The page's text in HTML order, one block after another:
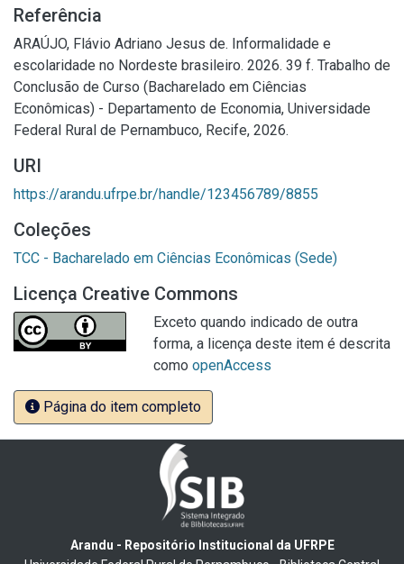
Referência
ARAÚJO, Flávio Adriano Jesus de. Informalidade e
escolaridade no Nordeste brasileiro. 2026. 39 f. Trabalho de
Conclusão de Curso (Bacharelado em Ciências
Econômicas) - Departamento de Economia, Universidade
Federal Rural de Pernambuco, Recife, 2026.
URI
https://arandu.ufrpe.br/handle/123456789/8855
Coleções
TCC - Bacharelado em Ciências Econômicas (Sede)
Licença Creative Commons
Exceto quando indicado de outra
forma, a licença deste item é descrita
como openAccess
Página do item completo
Arandu - Repositório Institucional da UFRPE